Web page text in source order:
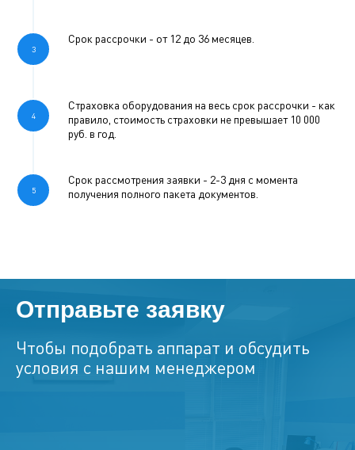
Срок рассрочки - от 12 до 36 месяцев.
Страховка оборудования на весь срок рассрочки - как
правило, стоимость страховки не превышает 10 000
руб. в год.
Срок рассмотрения заявки - 2-3 дня с момента
получения полного пакета документов.
Отправьте заявку
Чтобы подобрать аппарат и обсудить
условия с нашим менеджером